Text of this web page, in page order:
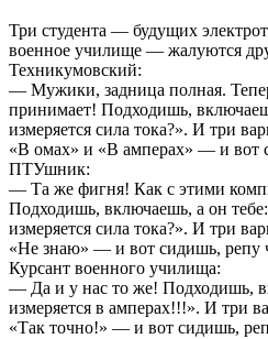
Три студента — будущих
военное училище — жалуются
Техникумовский:
— Мужики, задница полная.
принимает! Подходишь,
измеряется сила тока?». И три
«В омах» и «В амперах» — и
ПТУшник:
— Та же фигня! Как с этими
Подходишь, включаешь, а он
измеряется сила тока?». И три
«Не знаю» — и вот сидишь,
Курсант военного училища:
— Да и у нас то же! Подходишь,
измеряется в амперах!!!». И три
«Так точно!» — и вот сидишь,